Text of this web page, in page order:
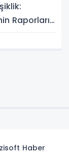
Raporları
Haber